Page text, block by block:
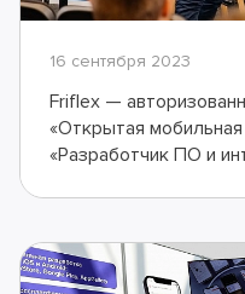
16 сентября 2023
Friflex —
«Открытая
«Разработчик ПО и